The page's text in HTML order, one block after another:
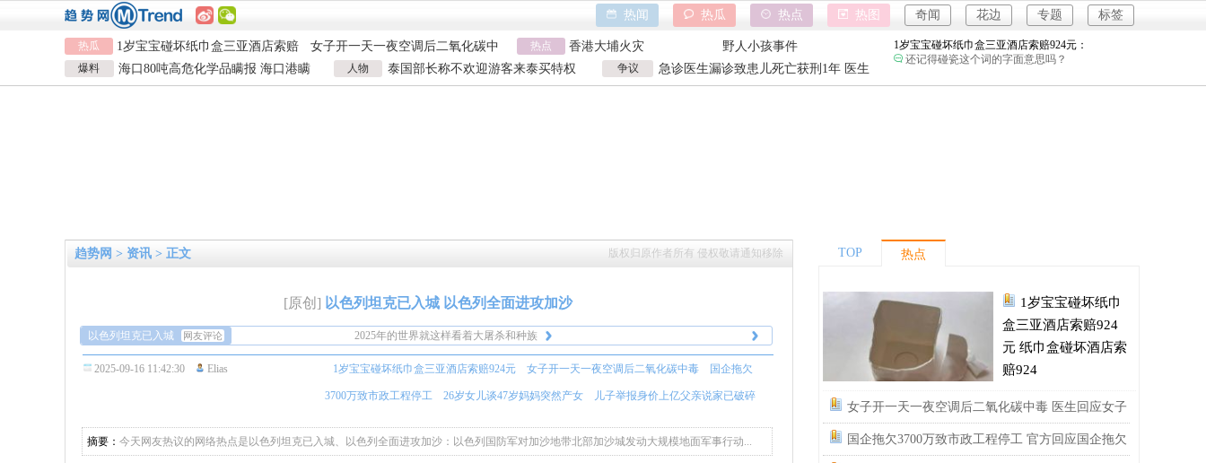
标签
专题
花边
奇闻
热图
热点
热瓜
热闻
热瓜
924元
国企拖欠3700万致市政工程停工
儿子举报身价上亿父亲说家已破碎
1岁宝宝碰坏纸巾盒三亚酒店索赔
924元
女子开一天一夜空调后二氧化碳中
国企拖欠3700万致市政工程停工
26岁女儿谈47岁妈妈突然产女
儿子举报身价上亿父亲说家已破碎 女子用漏洞0元买了3千台电器
热点
天水血铅异常事件
山西大同订婚强奸案
特朗普泽连斯基吵架
吉林大爷救助重庆游客
香港大埔火灾
野人小孩事件
天水血铅异常事件
山西大同订婚强奸案
特朗普泽连斯基吵架
吉林大爷救助重庆游客
爆料
海口80吨高危化学品瞒报 海口港瞒
报危险品
人物
泰国部长称不欢迎游客来泰买特权
泰国部长争议发言
争议
急诊医生漏诊致患儿死亡获刑1年 医生
漏诊获刑
1岁宝宝碰坏纸巾盒三亚酒店索赔924元：
还记得碰瓷这个词的字面意思吗？
女子开一天一夜空调后二氧化碳中毒：
女子用漏洞0元买了3千台电器：
1岁宝宝碰坏纸巾盒三亚酒店索赔924元：
还记得碰瓷这个词的字面意思吗？
女子开一天一夜空调后二氧化碳中毒：
小房间要留条缝，不然整天呆着容易头昏脑胀，
精神不振，缺氧。
教育是因为没有上过学吗？
26岁女儿谈47岁妈妈突然产女：
这是没给孩子说，怕孩子不同意吧…
趋势网 > 资讯 > 正文 版权归原作者所有 侵权敬请通知移除
[原创] 以色列坦克已入城 以色列全面进攻加沙
以色列坦克已入城 网友评论
然而人类并帮不上什么忙，只能眼睁睁
不再遮掩的以色列，明晃晃得侵略，自
解决不了根本问题，得图变自救。
妈世界公民。
2025年的世界就这样看着大屠杀和种族
灭绝发生，持续多年。
然而人类并帮不上什么忙，只能眼睁睁
的看着。
不再遮掩的以色列，明晃晃得侵略，自
始至终，它的目标都是侵略和占领。
落后就要挨打，亘古不变，靠别人帮助
解决不了根本问题，得图变自救。
2025年了全世界就这么看着，对以色列
没任何制裁，所以还是森林法则，少他
2025年的世界就这样看着大屠杀和种族
2025-09-16 11:42:30 Elias 1岁宝宝碰坏纸巾盒三亚酒店索赔924元 女子开一天一夜空调后二氧化碳中毒 国企拖欠
3700万致市政工程停工 26岁女儿谈47岁妈妈突然产女 儿子举报身价上亿父亲说家已破碎
摘要： 今天网友热议的网络热点是以色列坦克已入城、以色列全面进攻加沙：以色列国防军对加沙地带北部加沙城发动大规模地面军事行动...
TOP 热点
1岁宝宝碰坏纸巾
盒三亚酒店索赔924
元 纸巾盒碰坏酒店索
赔924
女子开一天一夜空调后二氧化碳中毒 医生回应女子
吹空调中毒
国企拖欠3700万致市政工程停工 官方回应国企拖欠